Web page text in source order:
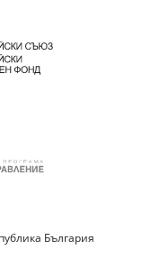
България